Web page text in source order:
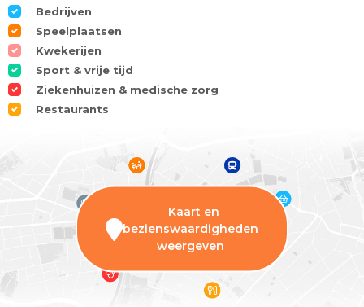
Bedrijven
Speelplaatsen
Kwekerijen
Sport & vrije tijd
Ziekenhuizen & medische zorg
Restaurants
Kaart en
bezienswaardigheden
weergeven